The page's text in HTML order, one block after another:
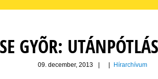
GYÕR:
09. december, 2013 Hírarchívum